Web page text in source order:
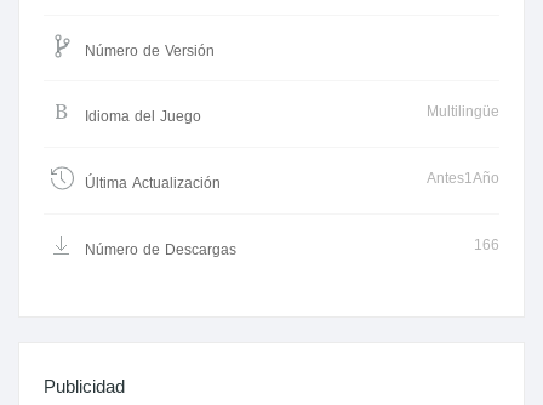
Número de Versión
Idioma del Juego Multilingüe
Última Actualización Antes1Año
Número de Descargas 166
Publicidad